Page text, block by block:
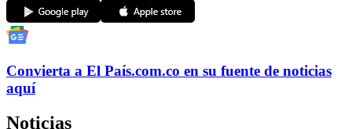
Convierta a El País.com.co en su fuente de noticias
aquí
Noticias